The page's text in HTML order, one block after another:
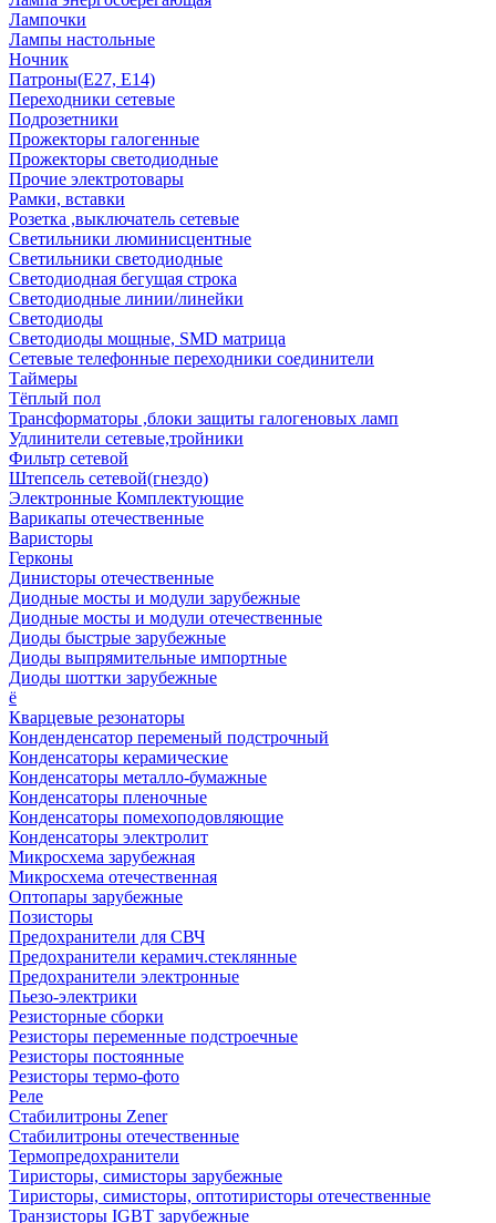
Лампочки
Лампы настольные
Ночник
Патроны(Е27, Е14)
Переходники сетевые
Подрозетники
Прожекторы галогенные
Прожекторы светодиодные
Прочие электротовары
Рамки, вставки
Розетка ,выключатель сетевые
Светильники люминисцентные
Светильники светодиодные
Светодиодная бегущая строка
Светодиодные линии/линейки
Светодиоды
Светодиоды мощные, SMD матрица
Сетевые телефонные переходники соединители
Таймеры
Тёплый пол
Трансформаторы ,блоки защиты галогеновых ламп
Удлинители сетевые,тройники
Фильтр сетевой
Штепсель сетевой(гнездо)
Электронные Комплектующие
Варикапы отечественные
Варисторы
Герконы
Динисторы отечественные
Диодные мосты и модули зарубежные
Диодные мосты и модули отечественные
Диоды быстрые зарубежные
Диоды выпрямительные импортные
Диоды шоттки зарубежные
ё
Кварцевые резонаторы
Конденденсатор переменый подстрочный
Конденсаторы керамические
Конденсаторы металло-бумажные
Конденсаторы пленочные
Конденсаторы помехоподовляющие
Конденсаторы электролит
Микросхема зарубежная
Микросхема отечественная
Оптопары зарубежные
Позисторы
Предохранители для СВЧ
Предохранители керамич.стеклянные
Предохранители электронные
Пьезо-электрики
Резисторные сборки
Резисторы переменные подстроечные
Резисторы постоянные
Резисторы термо-фото
Реле
Стабилитроны Zener
Стабилитроны отечественные
Термопредохранители
Тиристоры, симисторы зарубежные
Тиристоры, симисторы, оптотиристоры отечественные
Транзисторы IGBT зарубежные